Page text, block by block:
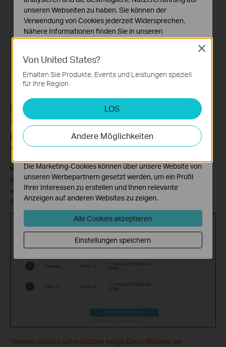
Methode 2: Überprüfen Sie die Firmware-
Version über die Web-Benutzeroberfläche.
Dies gilt für Deco-Modelle, die über eine Web-
Verwaltungsseite verfügen.
Klicken Sie auf denLink, um sich auf der Webverwaltungsseite
des Deco anzumelden. Klicken Sie dann auf „ Erweitert“
>
„System“ > „Firmware-Update“. Die Firmware-Version Ihres
Deco wird in der Liste „Online-Upgrade“ angezeigt.
Hinweis: Derzeit unterstützen einige Deco-Modelle die
Von United States?
Erhalten Sie Produkte, Events und Leistungen speziell
für Ihre Region
LOS
Andere Möglichkeiten
Close
unseren Webseiten zu haben. Sie können der
Verwendung von Cookies jederzeit Widersprechen.
Nähere Informationen finden Sie in unseren
Datenschutzhinweisen.
Notwendige Cookies
Diese Cookies sind zur Funktion der Website
erforderlich und können in Ihren Systemen nicht
Analyse- und Marketing-Cookies
Analyse-Cookies ermöglichen es uns, Ihre Aktivitäten
auf unserer Website zu analysieren, um die
Funktionsweise unserer Website zu verbessern und
Die Marketing-Cookies können über unsere Website von
unseren Werbepartnern gesetzt werden, um ein Profil
Ihrer Interessen zu erstellen und Ihnen relevante
Anzeigen auf anderen Websites zu zeigen.
Alle Cookies akzeptieren
Einstellungen speichern